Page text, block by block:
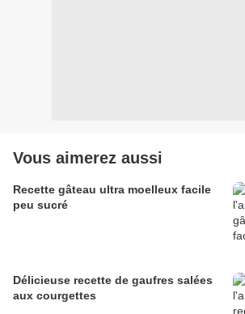
Vous aimerez aussi
Recette gâteau ultra moelleux facile
peu sucré
Délicieuse recette de gaufres salées
aux courgettes